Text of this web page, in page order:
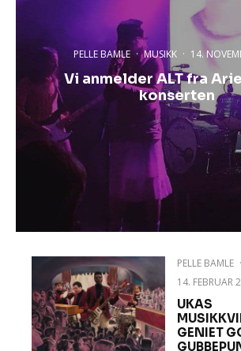
PELLE BAMLE · MUSIKK · 14.
Vi anmelder ALT fra
konserten
PELLE BAMLE ·
14. FEBRUAR
UKAS
GENIET